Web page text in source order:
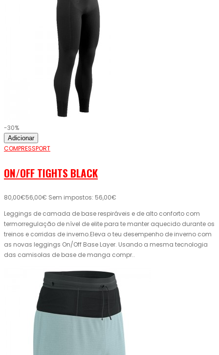
-30%
Adicionar
COMPRESSPORT
ON/OFF TIGHTS BLACK
80,00€56,00€ Sem impostos: 56,00€
Leggings de camada de base respiráveis ​​e de alto conforto com
termorregulação de nível de elite para te manter aquecido durante os
treinos e corridas de inverno.Eleva o teu desempenho de inverno com
as novas leggings On/Off Base Layer. Usando a mesma tecnologia
das camisolas de base de manga compr..